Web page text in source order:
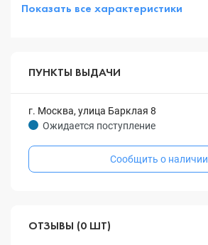
Показать все характеристики
ПУНКТЫ ВЫДАЧИ
г. Москва, улица Барклая 8
Ожидается поступление
Сообщить о наличии
ОТЗЫВЫ (0 ШТ)